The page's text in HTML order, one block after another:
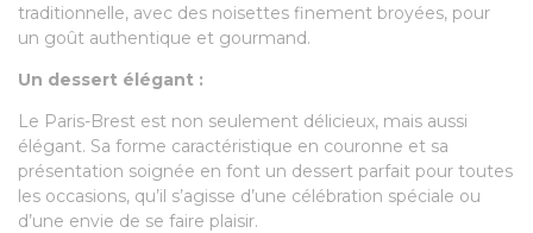
traditionnelle, avec des noisettes finement broyées, pour
un goût authentique et gourmand.
Un dessert élégant :
Le Paris-Brest est non seulement délicieux, mais aussi
élégant. Sa forme caractéristique en couronne et sa
présentation soignée en font un dessert parfait pour toutes
les occasions, qu’il s’agisse d’une célébration spéciale ou
d’une envie de se faire plaisir.